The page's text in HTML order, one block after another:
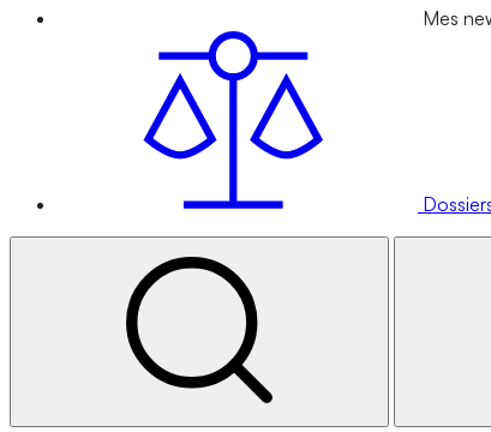
Mes